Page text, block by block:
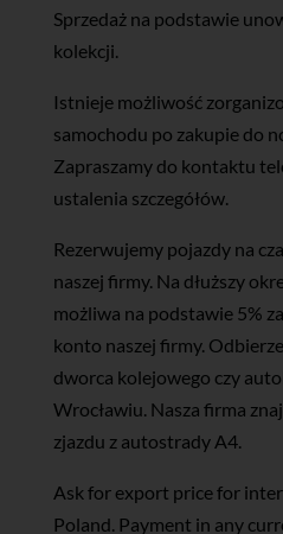
Sprzedaż na podstawie
kolekcji.
Istnieje możliwość
samochodu po zakupie do
Zapraszamy do kontaktu
ustalenia szczegółów.
Rezerwujemy pojazdy na
naszej firmy. Na dłuższy
możliwa na podstawie 5%
konto naszej firmy.
dworca kolejowego czy
Wrocławiu. Nasza firma
zjazdu z autostrady A4.
Ask for export price for
Poland. Payment in any